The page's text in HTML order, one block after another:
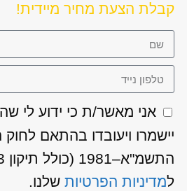
קבלת הצעת מחיר מיידית!
אני מאשר/ת כי ידוע לי
יישמרו ויעובדו בהתאם
למדיניות הפרטיותשלנו.